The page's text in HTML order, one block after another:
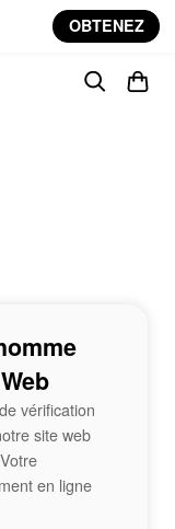
OBTENEZ
vérification
site web
en ligne